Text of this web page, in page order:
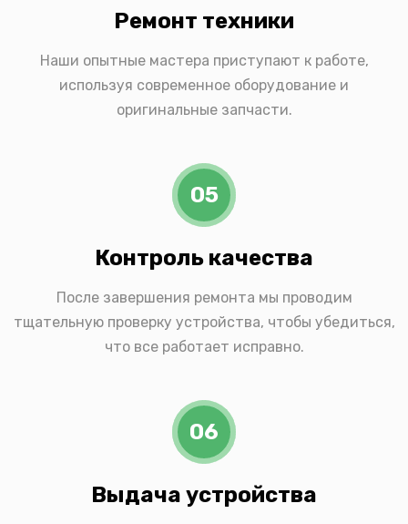
Ремонт техники
Наши опытные мастера приступают к работе,
используя современное оборудование и
оригинальные запчасти.
05
Контроль качества
После завершения ремонта мы проводим
тщательную проверку устройства, чтобы убедиться,
что все работает исправно.
06
Выдача устройства